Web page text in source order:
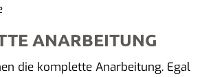
ANARBEITUNG
die komplette Anarbeitung. Egal